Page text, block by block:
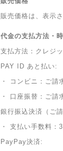
販売価格は、表示
代金の支払方法・
支払方法：クレジ
PAY ID あと払い:
・ コンビニ：ご請
・ 口座振替：ご請
銀行振込決済（ご
・ 支払い手数料：
PayPay決済: